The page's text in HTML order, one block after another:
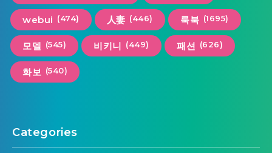
webui (474) 人妻 (446) 룩북 (1695)
모델 (545) 비키니 (449) 패션 (626)
화보 (540)
Categories